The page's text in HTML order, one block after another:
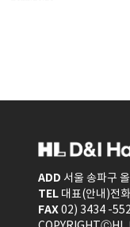
ADD 서울 송파구
TEL 대표(안내)전
FAX02) 3434 -